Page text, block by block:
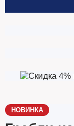
НОВИНКА